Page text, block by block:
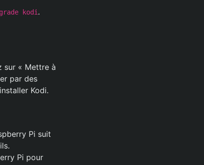
kodi .
sur « Mettre à
par des
Kodi.
Pi suit
Pi pour